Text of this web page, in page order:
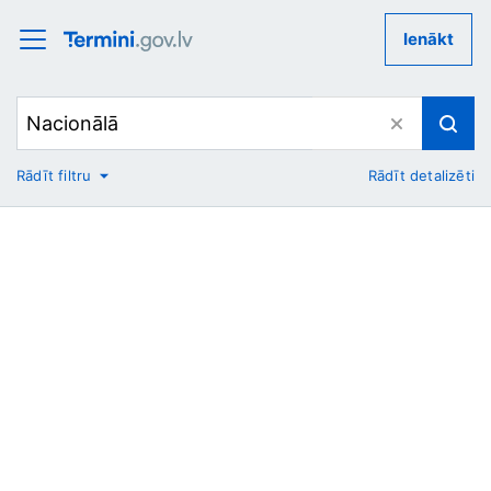
Ienākt
No
Rādīt filtru Rādīt detalizēti